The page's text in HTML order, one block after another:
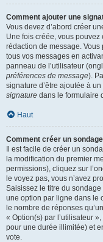
Comment ajouter une
Vous devez d’abord créer
Une fois créée, vous
rédaction de message.
tous vos messages en
panneau de l’utilisateur
préférences de message).
signature d’être ajoutée à
signature dans le formulaire
Haut
Comment créer un
Il est facile de créer un
la modification du premier
permissions), cliquez sur
le voyez pas, vous n’avez
Saisissez le titre du
une option par ligne dans le
le nombre de réponses
« Option(s) par l’utilisateur
pour une durée illimitée) et
vote.